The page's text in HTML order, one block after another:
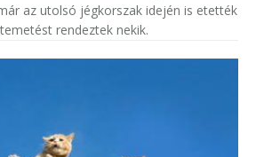
az utolsó jégkorszak idején is etették
rendeztek nekik.